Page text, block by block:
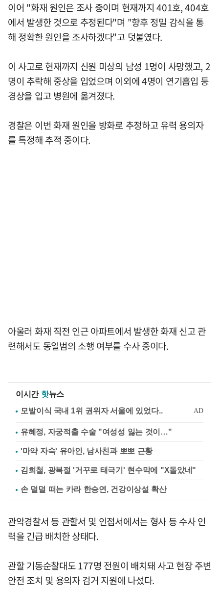
이어 "화재 원인은 조사 중이며 현재까지 401호, 404호
에서 발생한 것으로 추정된다"며 "향후 정밀 감식을 통
해 정확한 원인을 조사하겠다"고 덧붙였다.
이 사고로 현재까지 신원 미상의 남성 1명이 사망했고, 2
명이 추락해 중상을 입었으며 이외에 4명이 연기흡입 등
경상을 입고 병원에 옮겨졌다.
경찰은 이번 화재 원인을 방화로 추정하고 유력 용의자
를 특정해 추적 중이다.
아울러 화재 직전 인근 아파트에서 발생한 화재 신고 관
련해서도 동일범의 소행 여부를 수사 중이다.
이시간 핫뉴스
유혜정, 자궁적출 수술 "여성성 잃는 것이…"
'마약 자숙' 유아인, 남사친과 뽀뽀 근황
김희철, 광복절 '거꾸로 태극기' 현수막에 "X돌았네"
손 덜덜 떠는 카라 한승연, 건강이상설 확산
관악경찰서 등 관할서 및 인접서에서는 형사 등 수사 인
력을 긴급 배치한 상태다.
관할 기동순찰대도 177명 전원이 배치돼 사고 현장 주변
안전 조치 및 용의자 검거 지원에 나섰다.